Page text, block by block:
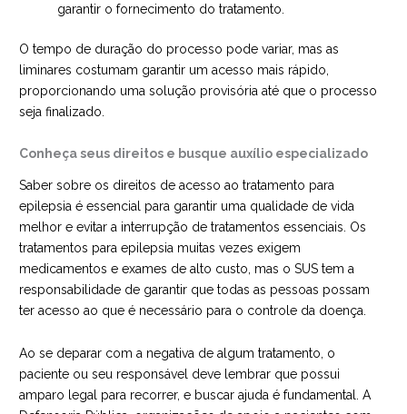
garantir o fornecimento do tratamento.
O tempo de duração do processo pode variar, mas as
liminares costumam garantir um acesso mais rápido,
proporcionando uma solução provisória até que o processo
seja finalizado.
Conheça seus direitos e busque auxílio especializado
Saber sobre os direitos de acesso ao tratamento para
epilepsia é essencial para garantir uma qualidade de vida
melhor e evitar a interrupção de tratamentos essenciais. Os
tratamentos para epilepsia muitas vezes exigem
medicamentos e exames de alto custo, mas o SUS tem a
responsabilidade de garantir que todas as pessoas possam
ter acesso ao que é necessário para o controle da doença.
Ao se deparar com a negativa de algum tratamento, o
paciente ou seu responsável deve lembrar que possui
amparo legal para recorrer, e buscar ajuda é fundamental. A